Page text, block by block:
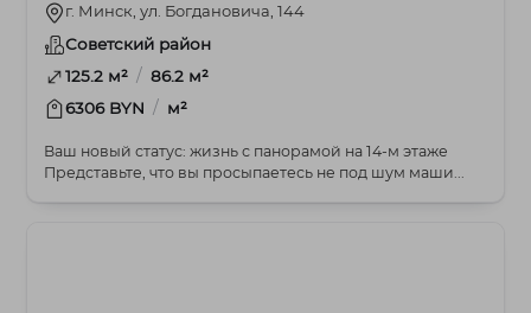
г. Минск, ул. Богдановича, 144
Советский район
125.2 м² / 86.2 м²
6306 BYN / м²
Ваш новый статус: жизнь с панорамой на 14-м этаже
Представьте, что вы просыпаетесь не под шум маши...